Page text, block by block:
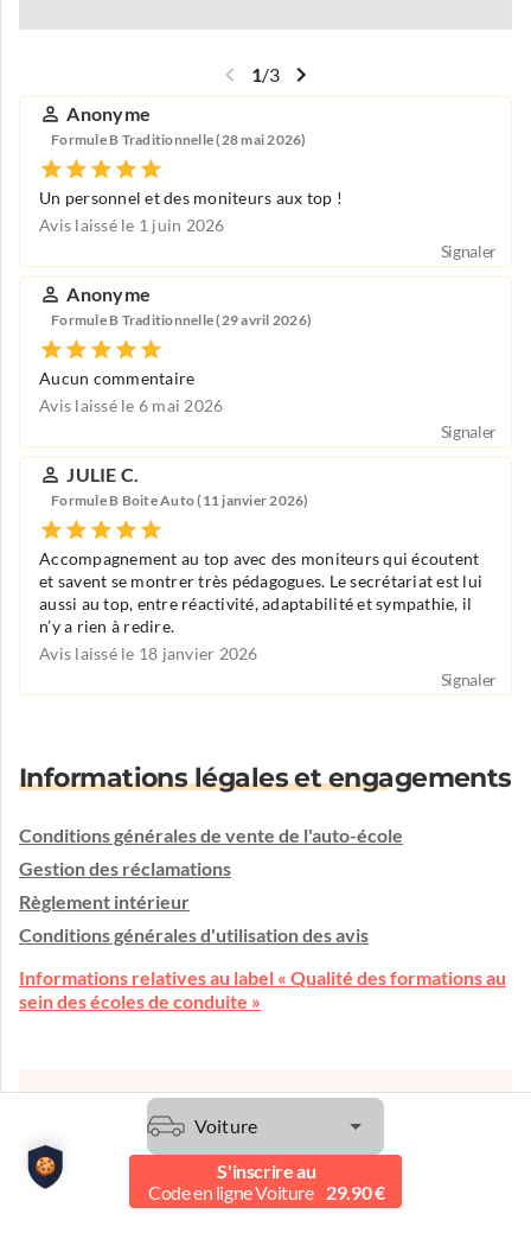
1/3
Anonyme
Formule B Traditionnelle (28 mai 2026)
Un personnel et des moniteurs aux top !
Avis laissé le 1 juin 2026
Signaler
Anonyme
Formule B Traditionnelle (29 avril 2026)
Aucun commentaire
Avis laissé le 6 mai 2026
Signaler
JULIE C.
Formule B Boite Auto (11 janvier 2026)
Accompagnement au top avec des moniteurs qui écoutent
et savent se montrer très pédagogues. Le secrétariat est lui
aussi au top, entre réactivité, adaptabilité et sympathie, il
n’y a rien à redire.
Avis laissé le 18 janvier 2026
Signaler
Informations légales et engagements
Conditions générales de vente de l'auto-école
Gestion des réclamations
Règlement intérieur
Conditions générales d'utilisation des avis
Informations relatives au label « Qualité des formations au
sein des écoles de conduite »
Une question ?
L'auto-école vous écoute et vous conseille.
Etre contacté
Voiture
S'inscrire au
Code en ligne Voiture
29.90 €